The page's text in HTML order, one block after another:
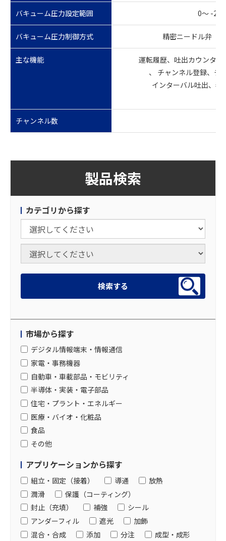
バキューム圧力設定範囲 0～ -
バキューム圧力制御方式 精密ニードル弁
主な機能
運転履歴、吐出カウンタ
、 チャンネル登録、チ
インターバル吐出、
チャンネル数
製品検索
カテゴリから探す
市場から探す
デジタル情報端末・情報通信
家電・事務機器
自動車・車載部品・モビリティ
半導体・実装・電子部品
住宅・プラント・エネルギー
医療・バイオ・化粧品
食品
その他
アプリケーションから探す
組立・固定（接着） 導通
放熱
潤滑
保護（コーティング）
封止（充填）
補強
シール
アンダーフィル
遮光
加飾
混合・合成
添加 分注 成型・成形